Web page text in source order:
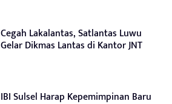
Cegah Lakalantas, Satlantas Luwu
Gelar Dikmas Lantas di Kantor JNT
IBI Sulsel Harap Kepemimpinan Baru